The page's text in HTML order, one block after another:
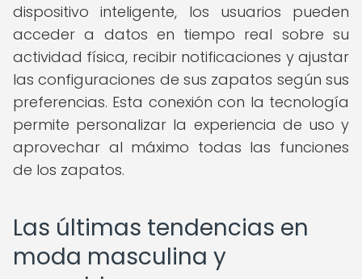
dispositivo inteligente, los usuarios pueden
acceder a datos en tiempo real sobre su
actividad física, recibir notificaciones y ajustar
las configuraciones de sus zapatos según sus
preferencias. Esta conexión con la tecnología
permite personalizar la experiencia de uso y
aprovechar al máximo todas las funciones
de los zapatos.
Las últimas tendencias en
moda masculina y